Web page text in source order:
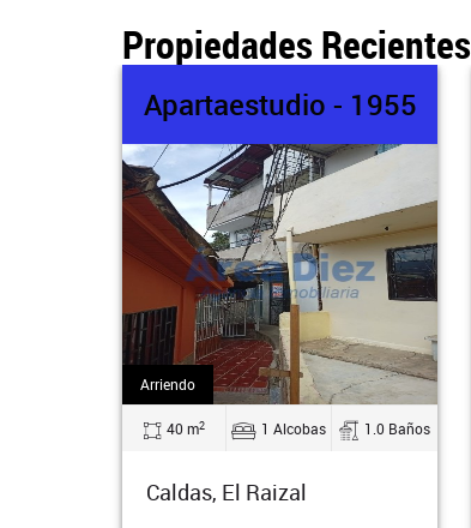
Propiedades Recientes
Apartaestudio - 1955
Arriendo
40 m2 1 Alcobas 1.0 Baños
Caldas, El Raizal